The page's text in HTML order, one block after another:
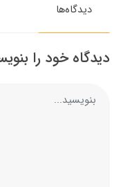
دیدگاه‌ها
دیدگاه خود را